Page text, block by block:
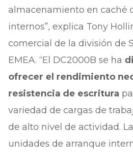
almacenamiento en caché
internos”, explica Tony
comercial de la división de
EMEA. “El DC2000B se ha
ofrecer el rendimiento
resistencia de escritura
variedad de cargas de
de alto nivel de actividad.
unidades de arranque